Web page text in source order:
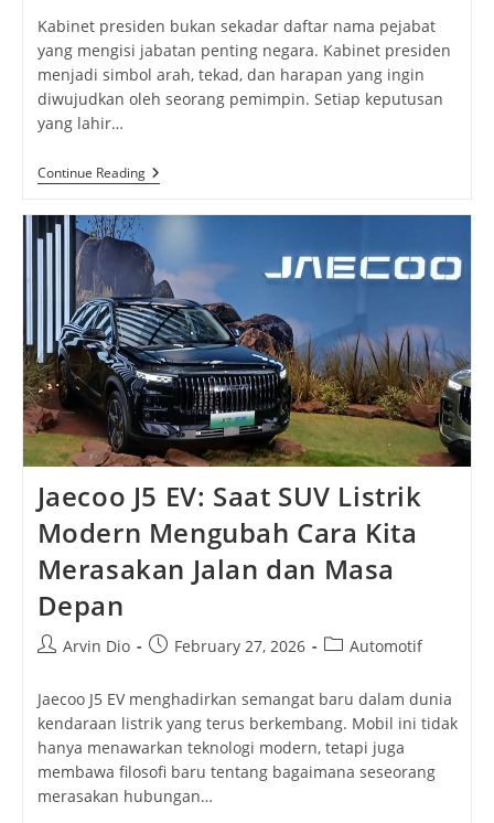
Kabinet presiden bukan sekadar daftar nama pejabat
yang mengisi jabatan penting negara. Kabinet presiden
menjadi simbol arah, tekad, dan harapan yang ingin
diwujudkan oleh seorang pemimpin. Setiap keputusan
yang lahir…
Continue ReadingKabinet
Presiden:
Tempat
Harapan
Bangsa
Dirancang
Dan
Masa
Depan
Ditentukan
Jaecoo J5 EV: Saat SUV Listrik
Modern Mengubah Cara Kita
Merasakan Jalan dan Masa
Depan
PostArvin Dio
PostFebruary 27, 2026
PostAutomotif
Jaecoo J5 EV menghadirkan semangat baru dalam dunia
kendaraan listrik yang terus berkembang. Mobil ini tidak
hanya menawarkan teknologi modern, tetapi juga
membawa filosofi baru tentang bagaimana seseorang
merasakan hubungan…